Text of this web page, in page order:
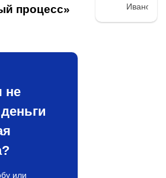
процесс»
не
или
Иванов